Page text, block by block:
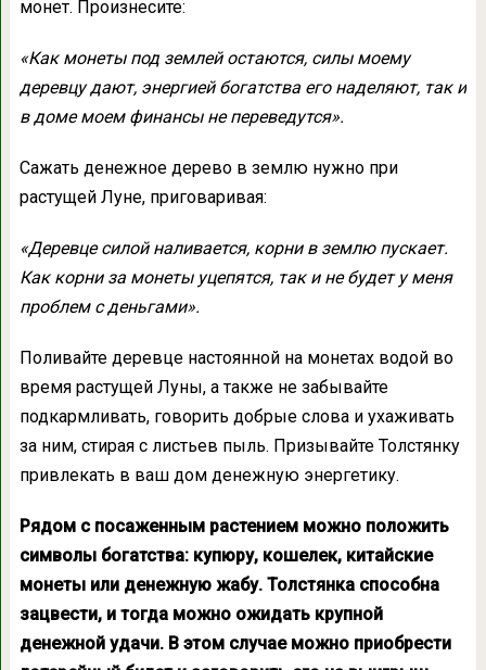
монет. Произнесите:
«Как монеты под землей остаются, силы моему
деревцу дают, энергией богатства его наделяют, так и
в доме моем финансы не переведутся».
Сажать денежное дерево в землю нужно при
растущей Луне, приговаривая:
«Деревце силой наливается, корни в землю пускает.
Как корни за монеты уцепятся, так и не будет у меня
проблем с деньгами».
Поливайте деревце настоянной на монетах водой во
время растущей Луны, а также не забывайте
подкармливать, говорить добрые слова и ухаживать
за ним, стирая с листьев пыль. Призывайте Толстянку
привлекать в ваш дом денежную энергетику.
Рядом с посаженным растением можно положить
символы богатства: купюру, кошелек, китайские
монеты или денежную жабу. Толстянка способна
зацвести, и тогда можно ожидать крупной
денежной удачи. В этом случае можно приобрести